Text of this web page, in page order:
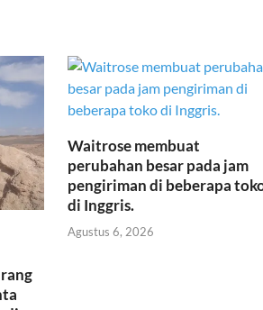
Waitrose membuat
perubahan besar pada jam
pengiriman di beberapa
di Inggris.
Agustus 6, 2026